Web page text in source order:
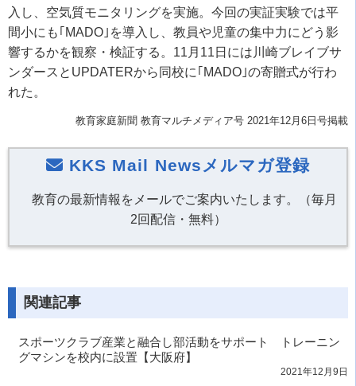
入し、空気質モニタリングを実施。今回の実証実験では平
間小にも｢MADO｣を導入し、教員や児童の集中力にどう影
響するかを観察・検証する。11月11日には川崎ブレイブサ
ンダースとUPDATERから同校に｢MADO｣の寄贈式が行わ
れた。
教育家庭新聞 教育マルチメディア号 2021年12月6日号掲載
KKS Mail Newsメルマガ登録
教育の最新情報をメールでご案内いたします。（毎月
2回配信・無料）
関連記事
スポーツクラブ産業と融合し部活動をサポート トレーニン
グマシンを校内に設置【大阪府】
2021年12月9日